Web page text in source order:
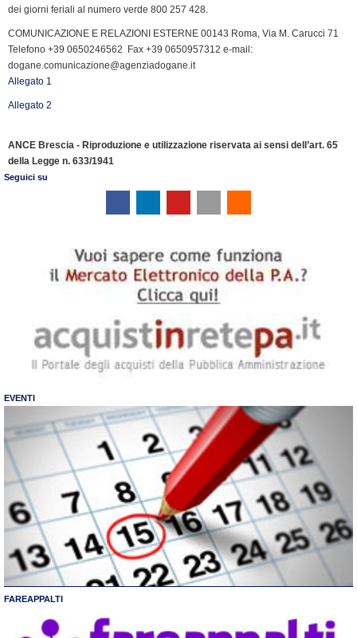
dei giorni feriali al numero verde 800 257 428.
COMUNICAZIONE E RELAZIONI ESTERNE 00143 Roma, Via M. Carucci 71 
Telefono +39 0650246562  Fax +39 0650957312 e-mail:
dogane.comunicazione@agenziadogane.it
Allegato 1
Allegato 2
ANCE Brescia - Riproduzione e utilizzazione riservata ai sensi dell’art. 65
della Legge n. 633/1941
Seguici su
EVENTI
FAREAPPALTI